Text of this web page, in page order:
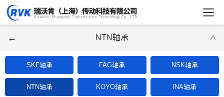
← NTN轴承 ∨
SKF轴承 FAG轴承 NSK轴承
NTN轴承 KOYO轴承 INA轴承